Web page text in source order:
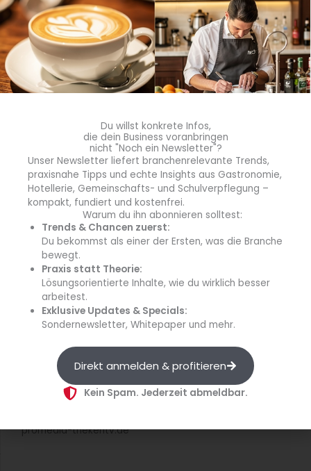
abschließen!
blmedien.de
blgastro.de
moproweb.de
kaeseweb.de
fleischnet.de
diefleischerapp.de
diebestellapp.de
promedia-thekentv.de
Du willst konkrete Infos,
die dein Business voranbringen
nicht "Noch ein Newsletter"?
Unser Newsletter liefert branchenrelevante Trends,
praxisnahe Tipps und echte Insights aus Gastronomie,
Hotellerie, Gemeinschafts- und Schulverpflegung –
kompakt, fundiert und kostenfrei.
Warum du ihn abonnieren solltest:
Trends & Chancen zuerst:
Du bekommst als einer der Ersten, was die Branche
bewegt.
Praxis statt Theorie:
Lösungsorientierte Inhalte, wie du wirklich besser
arbeitest.
Exklusive Updates & Specials:
Sondernewsletter, Whitepaper und mehr.
Direkt anmelden & profitieren
Kein Spam. Jederzeit abmeldbar.